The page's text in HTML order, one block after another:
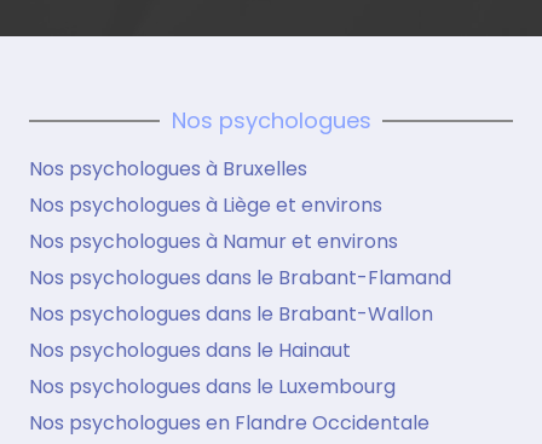
Nos psychologues
Nos psychologues à Bruxelles
Nos psychologues à Liège et environs
Nos psychologues à Namur et environs
Nos psychologues dans le Brabant-Flamand
Nos psychologues dans le Brabant-Wallon
Nos psychologues dans le Hainaut
Nos psychologues dans le Luxembourg
Nos psychologues en Flandre Occidentale